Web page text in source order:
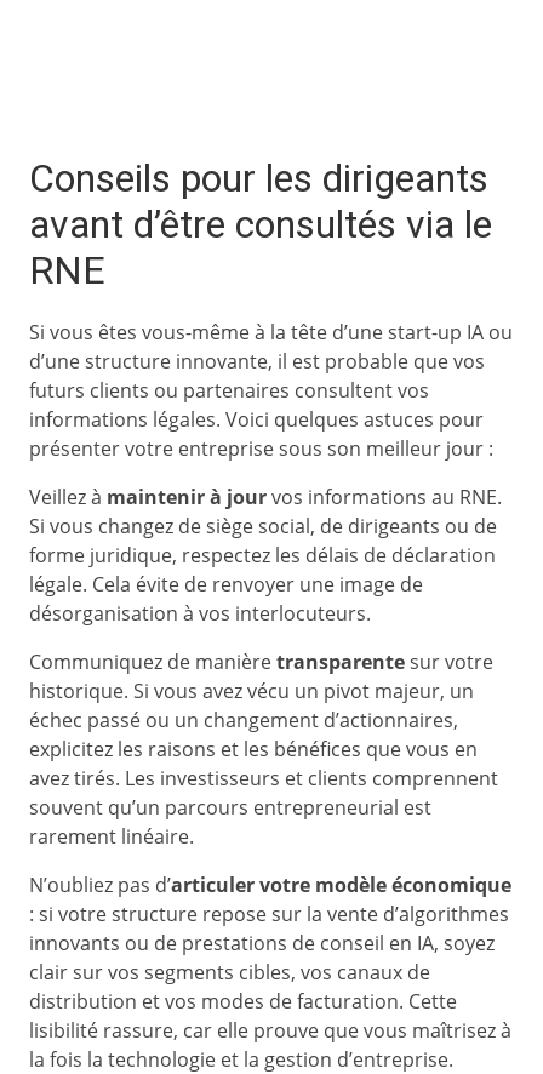
Conseils pour les dirigeants
avant d’être consultés via le
RNE
Si vous êtes vous-même à la tête d’une start-up IA ou
d’une structure innovante, il est probable que vos
futurs clients ou partenaires consultent vos
informations légales. Voici quelques astuces pour
présenter votre entreprise sous son meilleur jour :
Veillez à maintenir à jourvos informations au RNE.
Si vous changez de siège social, de dirigeants ou de
forme juridique, respectez les délais de déclaration
légale. Cela évite de renvoyer une image de
désorganisation à vos interlocuteurs.
Communiquez de manièretransparentesur votre
historique. Si vous avez vécu un pivot majeur, un
échec passé ou un changement d’actionnaires,
explicitez les raisons et les bénéfices que vous en
avez tirés. Les investisseurs et clients comprennent
souvent qu’un parcours entrepreneurial est
rarement linéaire.
N’oubliez pas d’articuler votre modèle économique
: si votre structure repose sur la vente d’algorithmes
innovants ou de prestations de conseil en IA, soyez
clair sur vos segments cibles, vos canaux de
distribution et vos modes de facturation. Cette
lisibilité rassure, car elle prouve que vous maîtrisez à
la fois la technologie et la gestion d’entreprise.